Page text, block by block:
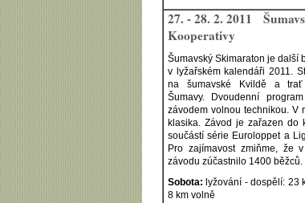
27. - 28. 2. 2011
Kooperativy
Šumavský Skimaraton je další
v lyžařském kalendáři 2011.
na šumavské Kvildě a trať
Šumavy. Dvoudenní
závodem volnou technikou. V
klasika. Závod je zařazen do
součástí série Euroloppet a
Pro zajímavost zmiňme, že
závodu zúčastnilo 1400 běžců.
Sobota: lyžování - dospělí: 23
8 km volně